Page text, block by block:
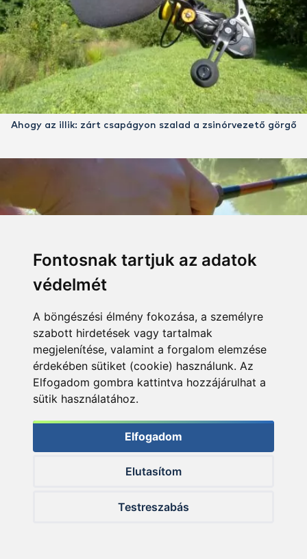
Fontosnak tartjuk az adatok
védelmét
A böngészési élmény fokozása, a személyre
szabott hirdetések vagy tartalmak
megjelenítése, valamint a forgalom elemzése
érdekében sütiket (cookie) használunk. Az
Elfogadom gombra kattintva hozzájárulhat a
sütik használatához.
Elfogadom
Elutasítom
Testreszabás
Ahogy az illik: zárt csapágyon szalad a zsinórvezető görgő
Kint a terepen, használat előtt és közben…